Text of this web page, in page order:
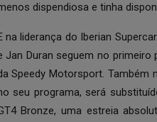
dispendiosa e tinha
na liderança do Iberian
Jan Duran seguem no
Speedy Motorsport. Também
seu programa, será
Bronze, uma estreia